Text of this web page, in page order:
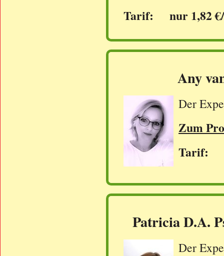
Tarif: nur 1,82
Any
Der
Zum
Tarif:
Patricia D.A.
Der